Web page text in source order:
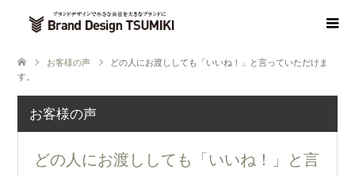
お客様の声
どの人にお渡ししても「いいね！」と言っていただけま
す。
お客様の声
どの人にお渡ししても「いいね！」と言